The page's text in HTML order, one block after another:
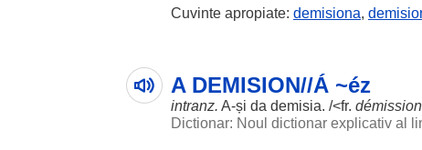
Cuvinte apropiate: demisiona,
A DEMISION//Á ~éz
intranz. A-și da demisia. /<fr.
Dictionar: Noul dictionar explicativ al